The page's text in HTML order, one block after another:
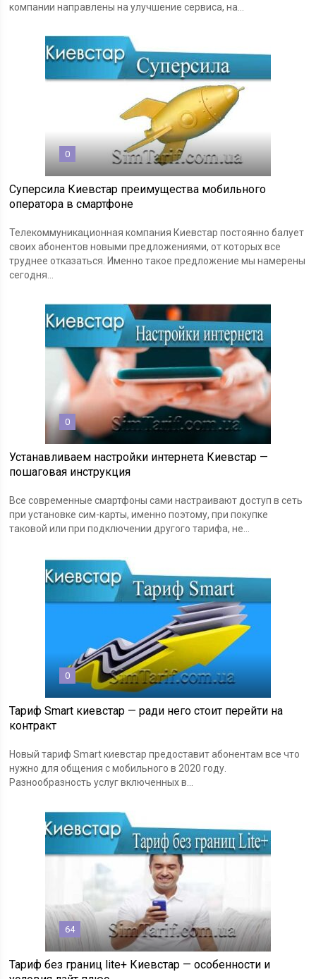
компании направлены на улучшение сервиса, на...
0
Суперсила Киевстар преимущества мобильного
оператора в смартфоне
Телекоммуникационная компания Киевстар постоянно балует
своих абонентов новыми предложениями, от которых все
труднее отказаться. Именно такое предложение мы намерены
сегодня...
0
Устанавливаем настройки интернета Киевстар —
пошаговая инструкция
Все современные смартфоны сами настраивают доступ в сеть
при установке сим-карты, именно поэтому, при покупке
таковой или при подключении другого тарифа, не...
0
Тариф Smart киевстар — ради него стоит перейти на
контракт
Новый тариф Smart киевстар предоставит абонентам все что
нужно для общения с мобильного в 2020 году.
Разнообразность услуг включенных в...
64
Тариф без границ lite+ Киевстар — особенности и